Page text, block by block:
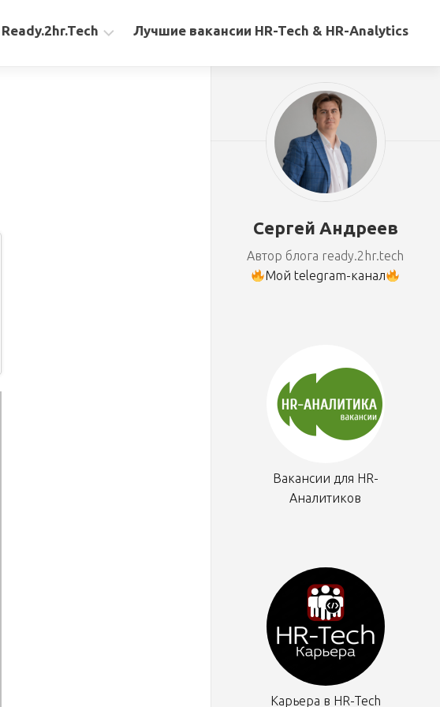
Лучшие вакансии HR-Tech & HR-Analytics
Сергей Андреев
Автор блога ready.2hr.tech
Мой telegram-канал
Вакансии для HR-
Аналитиков
Карьера в HR-Tech